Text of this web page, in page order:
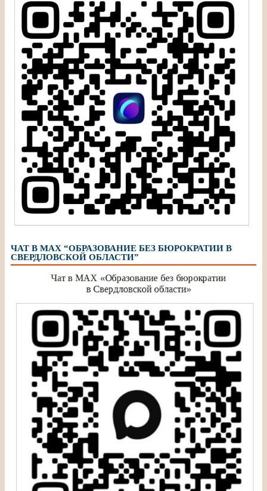
ЧАТ В МАХ “ОБРАЗОВАНИЕ БЕЗ БЮРОКРАТИИ В
СВЕРДЛОВСКОЙ ОБЛАСТИ”